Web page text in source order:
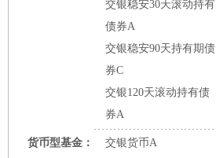
交银稳安30天滚动持有
债券A
交银稳安90天持有期债
券C
交银120天滚动持有债
券A
货币型基金： 交银货币A